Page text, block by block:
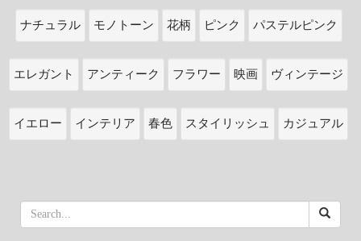
ナチュラル モノトーン 花柄 ピンク パステルピンク
エレガント アンティーク フラワー 映画 ヴィンテージ
イエロー インテリア 春色 スタイリッシュ カジュアル